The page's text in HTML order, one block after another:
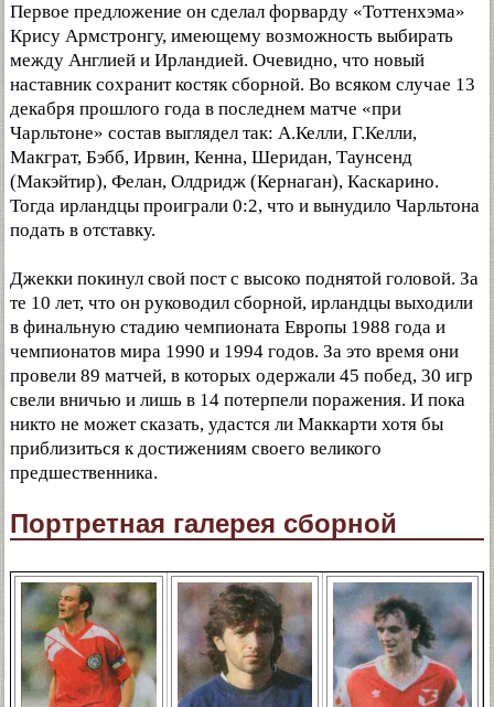
Первое предложение он сделал форварду «Тоттенхэма»
Крису Армстронгу, имеющему возможность выбирать
между Англией и Ирландией. Очевидно, что новый
наставник сохранит костяк сборной. Во всяком случае 13
декабря прошлого года в последнем матче «при
Чарльтоне» состав выглядел так: А.Келли, Г.Келли,
Макграт, Бэбб, Ирвин, Кенна, Шеридан, Таунсенд
(Макэйтир), Фелан, Олдридж (Кернаган), Каскарино.
Тогда ирландцы проиграли 0:2, что и вынудило Чарльтона
подать в отставку.
Джекки покинул свой пост с высоко поднятой головой. За
те 10 лет, что он руководил сборной, ирландцы выходили
в финальную стадию чемпионата Европы 1988 года и
чемпионатов мира 1990 и 1994 годов. За это время они
провели 89 матчей, в которых одержали 45 побед, 30 игр
свели вничью и лишь в 14 потерпели поражения. И пока
никто не может сказать, удастся ли Маккарти хотя бы
приблизиться к достижениям своего великого
предшественника.
Портретная галерея сборной